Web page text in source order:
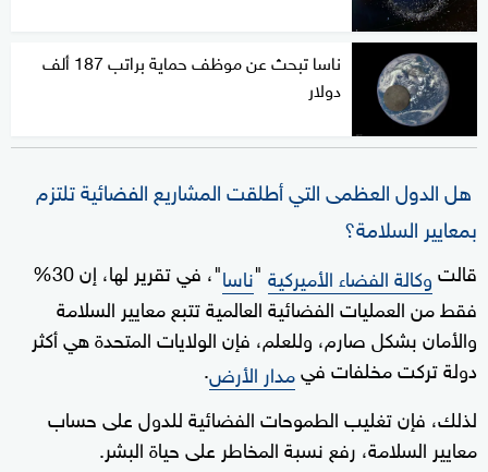
ناسا تبحث عن موظف حماية براتب 187 ألف
دولار
هل الدول العظمى التي أطلقت المشاريع الفضائية تلتزم
بمعايير السلامة؟
قالتوكالة الفضاء الأميركية "ناسا
"، في تقرير لها، إن 30%
فقط من العمليات الفضائية العالمية تتبع معايير السلامة
والأمان بشكل صارم، وللعلم، فإن الولايات المتحدة هي أكثر
دولة تركت مخلفات فيمدار الأرض.
لذلك، فإن تغليب الطموحات الفضائية للدول على حساب
معايير السلامة، رفع نسبة المخاطر على حياة البشر.